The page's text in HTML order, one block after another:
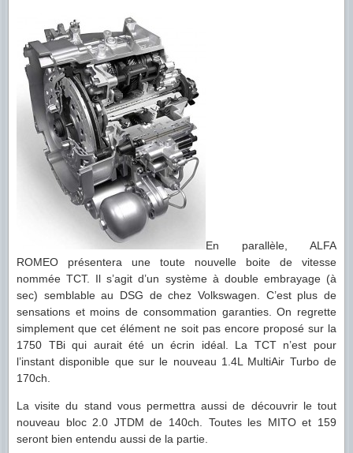
En parallèle, ALFA
ROMEO présentera une toute nouvelle boite de vitesse
nommée TCT. Il s’agit d’un système à double embrayage (à
sec) semblable au DSG de chez Volkswagen. C’est plus de
sensations et moins de consommation garanties. On regrette
simplement que cet élément ne soit pas encore proposé sur la
1750 TBi qui aurait été un écrin idéal. La TCT n’est pour
l’instant disponible que sur le nouveau 1.4L MultiAir Turbo de
170ch.
La visite du stand vous permettra aussi de découvrir le tout
nouveau bloc 2.0 JTDM de 140ch. Toutes les MITO et 159
seront bien entendu aussi de la partie.